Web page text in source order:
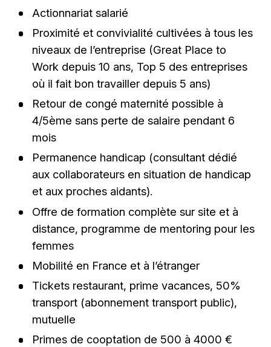
Actionnariat salarié
Proximité et convivialité cultivées à tous les
niveaux de l’entreprise (Great Place to
Work depuis 10 ans, Top 5 des entreprises
où il fait bon travailler depuis 5 ans)
Retour de congé maternité possible à
4/5ème sans perte de salaire pendant 6
mois
Permanence handicap (consultant dédié
aux collaborateurs en situation de handicap
et aux proches aidants).
Offre de formation complète sur site et à
distance, programme de mentoring pour les
femmes
Mobilité en France et à l’étranger
Tickets restaurant, prime vacances, 50%
transport (abonnement transport public),
mutuelle
Primes de cooptation de 500 à 4000 €